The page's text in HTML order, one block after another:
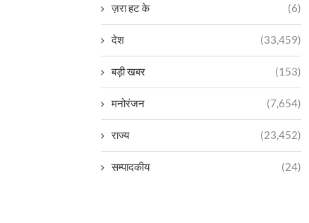
ज़रा हट के (6)
देश (33,459)
बड़ी खबर (153)
मनोरंजन (7,654)
राज्य (23,452)
सम्पादकीय (24)